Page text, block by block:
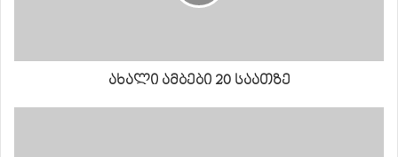
ახალი ამბები 20 საათზე